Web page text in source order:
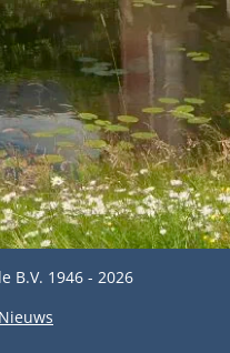
B.V. 1946 - 2026
Nieuws